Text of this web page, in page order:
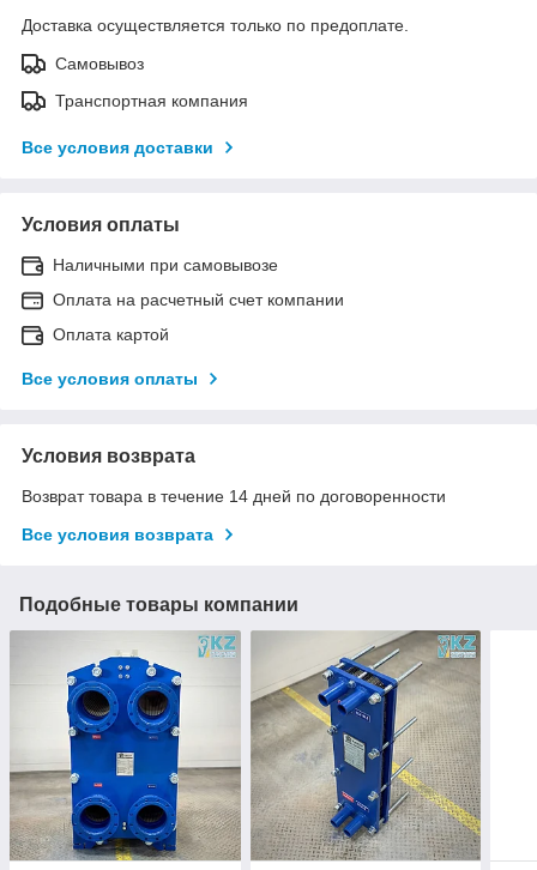
Доставка осуществляется только по предоплате.
Самовывоз
Транспортная компания
Все условия доставки
Условия оплаты
Наличными при самовывозе
Оплата на расчетный счет компании
Оплата картой
Все условия оплаты
Условия возврата
Возврат товара в течение 14 дней по договоренности
Все условия возврата
Подобные товары компании